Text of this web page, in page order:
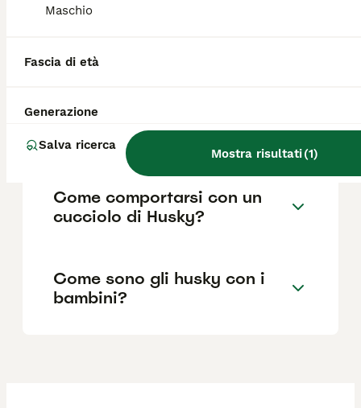
Maschio
Fascia di età
Generazione
Salva ricerca
Mostra risultati(1)
Quanto è impegnativo un
Husky?
Per chi è adatto un Husky?
Come comportarsi con un
cucciolo di Husky?
Come sono gli husky con i
bambini?